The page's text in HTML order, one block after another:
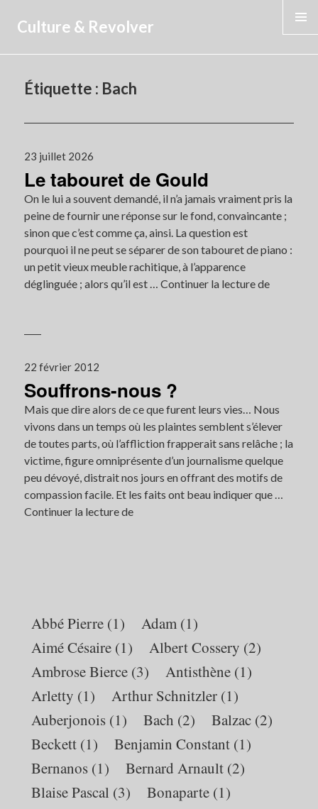
Culture & Revolver
Étiquette : Bach
Publié
le
23 juillet 2026
Le tabouret de Gould
On le lui a souvent demandé, il n’a jamais vraiment pris la
peine de fournir une réponse sur le fond, convaincante ;
sinon que c’est comme ça, ainsi. La question est
pourquoi il ne peut se séparer de son tabouret de piano :
un petit vieux meuble rachitique, à l’apparence
déglinguée ; alors qu’il est …Continuer la lecture de
Publié
le
22 février 2012
Souffrons-nous ?
Mais que dire alors de ce que furent leurs vies… Nous
vivons dans un temps où les plaintes semblent s’élever
de toutes parts, où l’affliction frapperait sans relâche ; la
victime, figure omniprésente d’un journalisme quelque
peu dévoyé, distrait nos jours en offrant des motifs de
compassion facile. Et les faits ont beau indiquer que …
Continuer la lecture de
Abbé Pierre (1) Adam (1)
Aimé Césaire (1) Albert Cossery (2)
Ambrose Bierce (3) Antisthène (1)
Arletty (1) Arthur Schnitzler (1)
Auberjonois (1) Bach (2) Balzac (2)
Beckett (1) Benjamin Constant (1)
Bernanos (1) Bernard Arnault (2)
Blaise Pascal (3) Bonaparte (1)